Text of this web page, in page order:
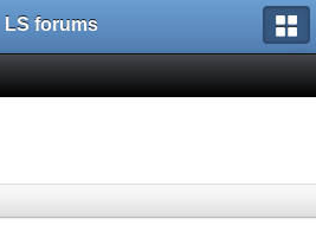
LS forums